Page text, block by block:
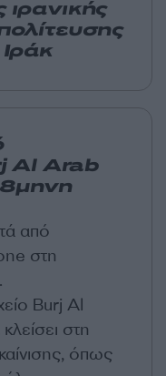
ιρανικής
Al ⁠Arab
από
στη
Burj Al
στη
όπως